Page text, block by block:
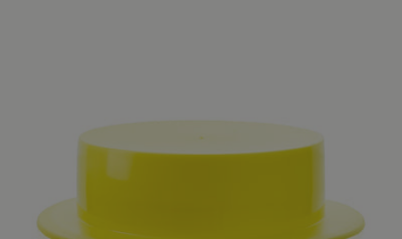
Sie das Medium 0 im Modalformat